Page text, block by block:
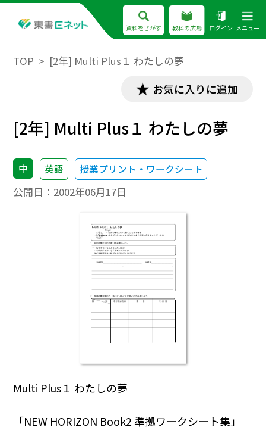
資料をさがす 教科の広場 ログイン メニュー
TOP [2年] Multi Plus１ わたしの夢
お気に入りに追加
[2年] Multi Plus１ わたしの夢
中 英語 授業プリント・ワークシート
公開日： 2002年06月17日
Multi Plus１ わたしの夢
「NEW HORIZON Book2 準拠ワークシート集」